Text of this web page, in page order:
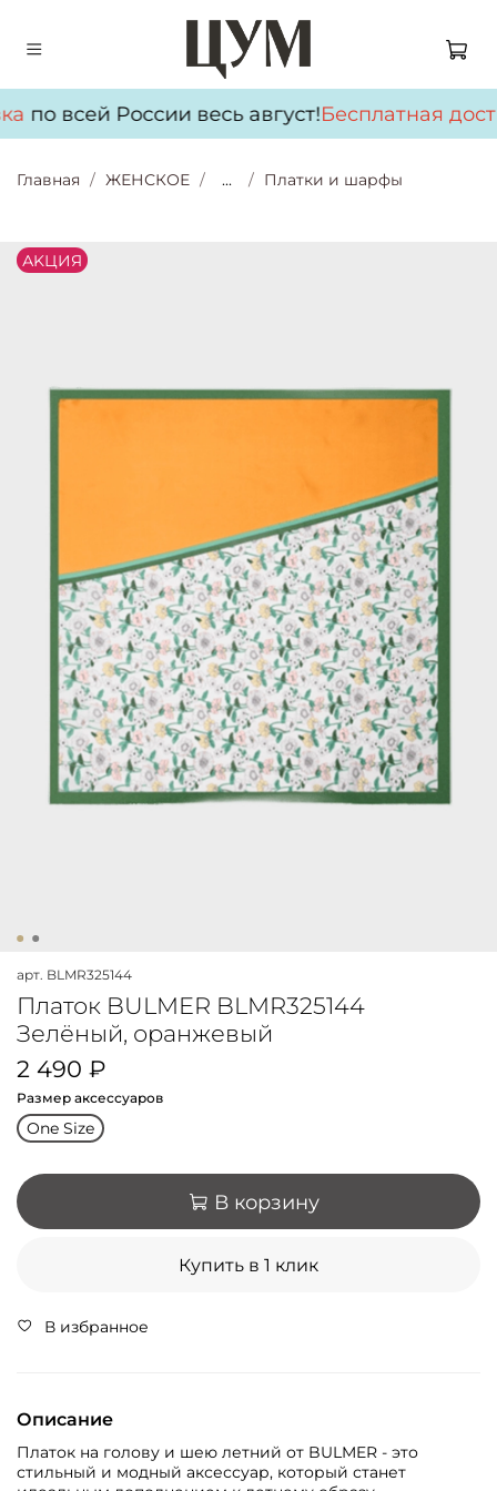
по всей России весь август!Бесплатная
Главная ЖЕНСКОЕ ... Платки и шарфы
АKЦИЯ
арт. BLMR325144
Платок BULMER BLMR325144
Зелёный, оранжевый
2 490 ₽
Размер аксессуаров
One Size
В корзину
Купить в 1 клик
В избранное
Описание
Платок на голову и шею летний от BULMER - это
стильный и модный аксессуар, который станет